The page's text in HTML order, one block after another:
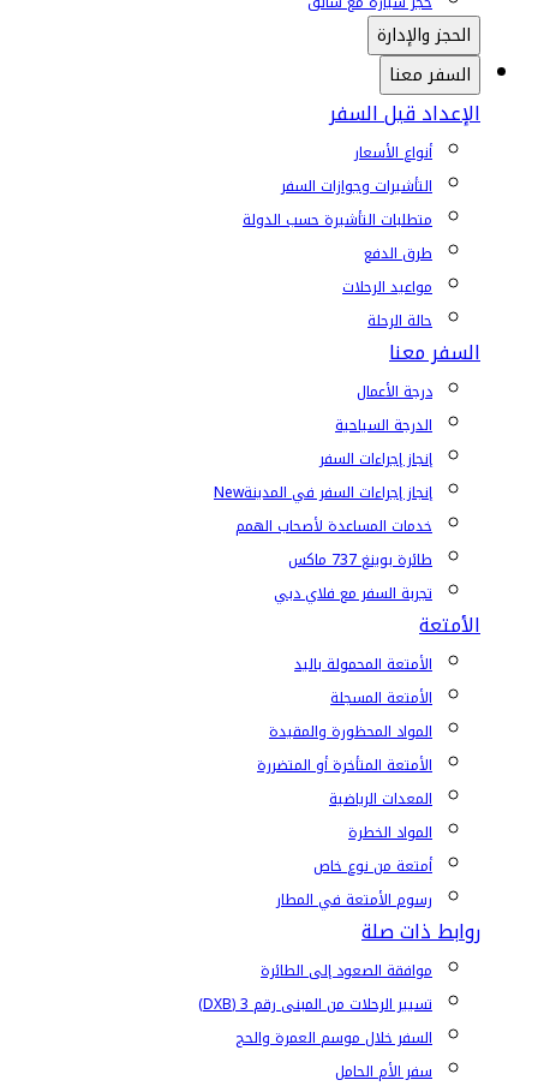
الحجز والإدارة
السفر معنا
الإعداد قبل السفر
أنواع الأسعار
التأشيرات وجوازات السفر
متطلبات التأشيرة حسب الدولة
طرق الدفع
مواعيد الرحلات
حالة الرحلة
السفر معنا
درجة الأعمال
الدرجة السياحية
إنجاز إجراءات السفر
إنجاز إجراءات السفر في المدينةNew
خدمات المساعدة لأصحاب الهمم
طائرة بوينغ 737 ماكس
تجربة السفر مع فلاي دبي
الأمتعة
الأمتعة المحمولة باليد
الأمتعة المسجلة
المواد المحظورة والمقيدة
الأمتعة المتأخرة أو المتضررة
المعدات الرياضية
المواد الخطرة
أمتعة من نوع خاص
رسوم الأمتعة في المطار
روابط ذات صلة
موافقة الصعود إلى الطائرة
تسيير الرحلات من المبنى رقم 3 (DXB)
السفر خلال موسم العمرة والحج
سفر الأم الحامل